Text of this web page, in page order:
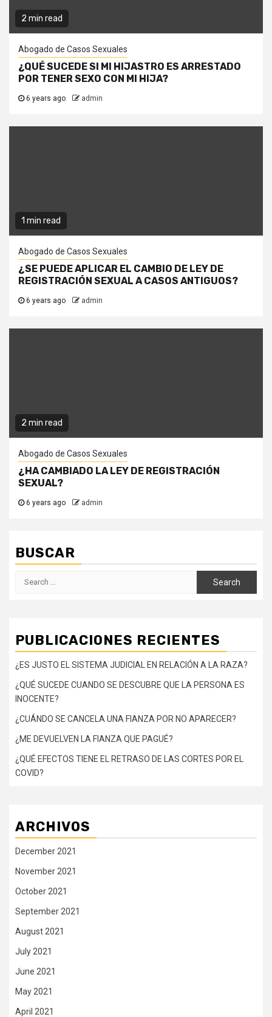
2 min read
Abogado de Casos Sexuales
¿QUÉ SUCEDE SI MI HIJASTRO ES ARRESTADO
POR TENER SEXO CON MI HIJA?
6 years ago admin
1 min read
Abogado de Casos Sexuales
¿SE PUEDE APLICAR EL CAMBIO DE LEY DE
REGISTRACIÓN SEXUAL A CASOS ANTIGUOS?
6 years ago admin
2 min read
Abogado de Casos Sexuales
¿HA CAMBIADO LA LEY DE REGISTRACIÓN
SEXUAL?
6 years ago admin
BUSCAR
PUBLICACIONES RECIENTES
¿ES JUSTO EL SISTEMA JUDICIAL EN RELACIÓN A LA RAZA?
¿QUÉ SUCEDE CUANDO SE DESCUBRE QUE LA PERSONA ES
INOCENTE?
¿CUÁNDO SE CANCELA UNA FIANZA POR NO APARECER?
¿ME DEVUELVEN LA FIANZA QUE PAGUÉ?
¿QUÉ EFECTOS TIENE EL RETRASO DE LAS CORTES POR EL
COVID?
ARCHIVOS
December 2021
November 2021
October 2021
September 2021
August 2021
July 2021
June 2021
May 2021
April 2021